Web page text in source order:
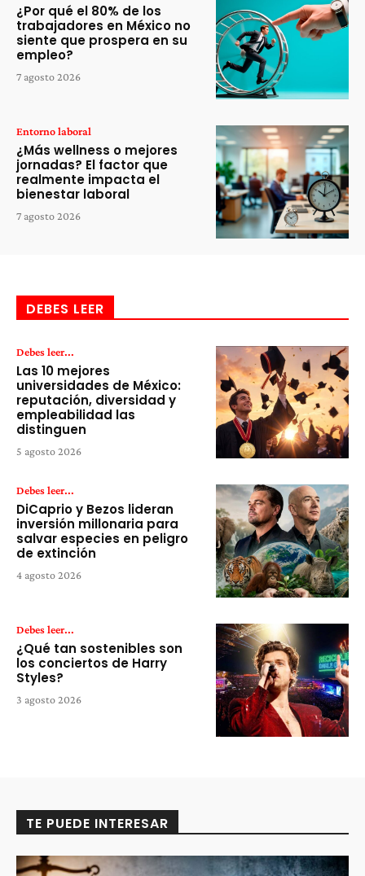
¿Por qué el 80% de los
trabajadores en México no
siente que prospera en su
empleo?
7 agosto 2026
Entorno laboral
¿Más wellness o mejores
jornadas? El factor que
realmente impacta el
bienestar laboral
7 agosto 2026
DEBES LEER
Debes leer...
Las 10 mejores
universidades de México:
reputación, diversidad y
empleabilidad las
distinguen
5 agosto 2026
Debes leer...
DiCaprio y Bezos lideran
inversión millonaria para
salvar especies en peligro
de extinción
4 agosto 2026
Debes leer...
¿Qué tan sostenibles son
los conciertos de Harry
Styles?
3 agosto 2026
TE PUEDE INTERESAR